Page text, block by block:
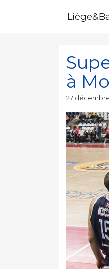
à
Publié
27